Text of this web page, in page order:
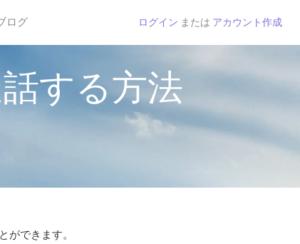
ログ ログイン または アカウント作成
する方法
できます。